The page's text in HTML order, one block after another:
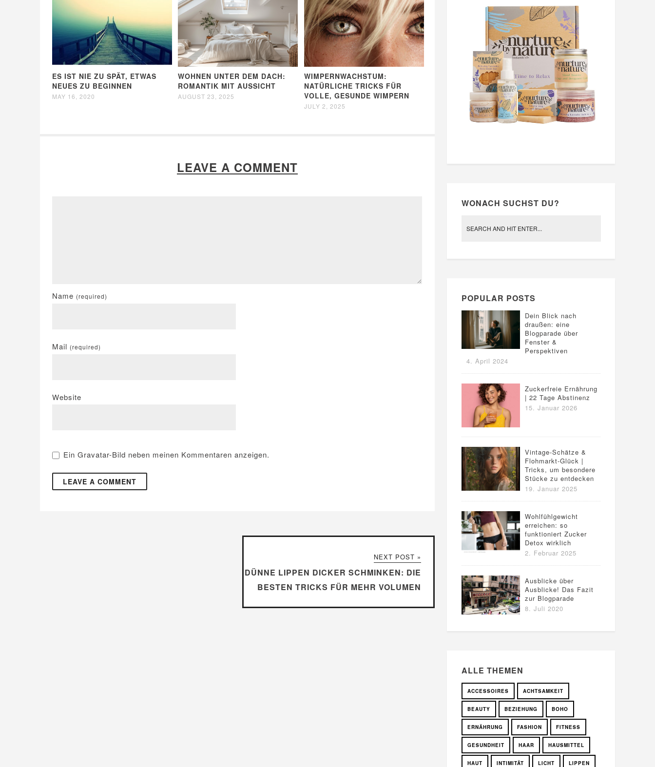
ES IST NIE ZU SPÄT, ETWAS
NEUES ZU BEGINNEN
MAY 16, 2020
WOHNEN UNTER DEM DACH:
ROMANTIK MIT AUSSICHT
AUGUST 23, 2025
WIMPERNWACHSTUM:
NATÜRLICHE TRICKS FÜR
VOLLE, GESUNDE WIMPERN
JULY 2, 2025
LEAVE A COMMENT
Name (required)
Mail (required)
Website
Ein Gravatar-Bild neben meinen Kommentaren anzeigen.
NEXT POST »
DÜNNE LIPPEN DICKER SCHMINKEN: DIE
BESTEN TRICKS FÜR MEHR VOLUMEN
WONACH SUCHST DU?
POPULAR POSTS
Dein Blick nach
draußen: eine
Blogparade über
Fenster &
Perspektiven
4. April 2024
Zuckerfreie Ernährung
| 22 Tage Abstinenz
15. Januar 2026
Vintage-Schätze &
Flohmarkt-Glück |
Tricks, um besondere
Stücke zu entdecken
19. Januar 2025
Wohlfühlgewicht
erreichen: so
funktioniert Zucker
Detox wirklich
2. Februar 2025
Ausblicke über
Ausblicke! Das Fazit
zur Blogparade
8. Juli 2020
ALLE THEMEN
ACCESSOIRES ACHTSAMKEIT
BEAUTY BEZIEHUNG BOHO
ERNÄHRUNG FASHION FITNESS
GESUNDHEIT HAAR HAUSMITTEL
HAUT INTIMITÄT LICHT LIPPEN